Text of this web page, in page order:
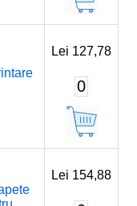
Lei 127,78
0
Lei 154,88